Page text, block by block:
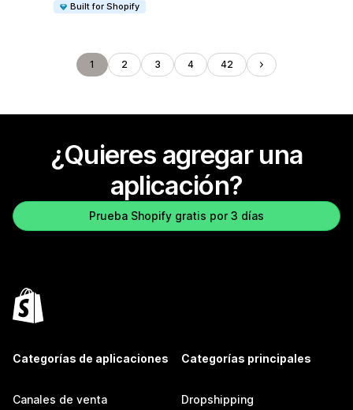
Built for Shopify
1 2 3 4 42
¿Quieres agregar una
aplicación?
Prueba Shopify gratis por 3 días
Categorías de aplicaciones
Canales de venta
Categorías principales
Dropshipping